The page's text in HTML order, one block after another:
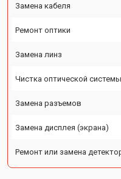
Замена кабеля
Ремонт оптики
Замена линз
Чистка оптической системы
Замена разъемов
Замена дисплея (экрана)
Ремонт или замена